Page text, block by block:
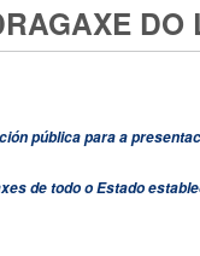
DO
pública para a
de todo o Estado